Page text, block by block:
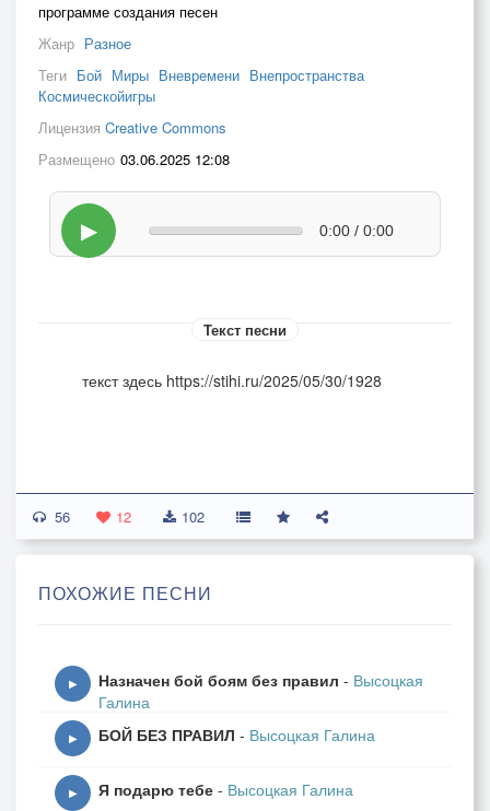
программе создания песен
Жанр Разное
Теги Бой Миры Вневремени Внепространства
Космическойигры
Лицензия Creative Commons
Размещено 03.06.2025 12:08
▶ 0:00 / 0:00
Текст песни
текст здесь https://stihi.ru/2025/05/30/1928
56 12 102
ПОХОЖИЕ ПЕСНИ
▶ Назначен бой боям без правил - Высоцкая
Галина
▶ БОЙ БЕЗ ПРАВИЛ - Высоцкая Галина
▶ Я подарю тебе - Высоцкая Галина